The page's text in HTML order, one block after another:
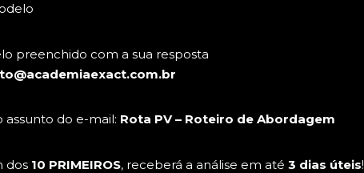
preenchido com a sua resposta
assunto do e-mail: Rota PV – Roteiro de Abordagem
dos 10 PRIMEIROS, receberá a análise em até 3 dias úteis!